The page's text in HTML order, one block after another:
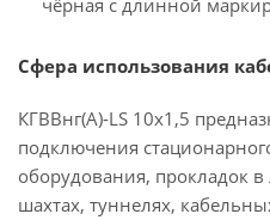
чёрная с длинной
Сфера использования
КГВВнг(А)-LS 10х1,5
подключения
оборудования, прокладок
шахтах, туннелях,